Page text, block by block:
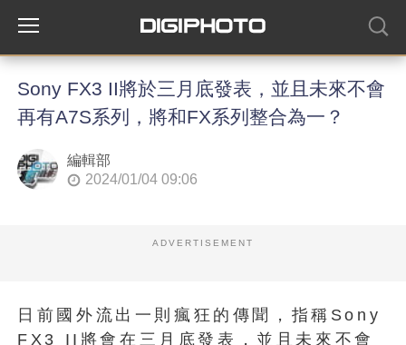
Sony FX3 II將於三月底發表，並且未來不會
再有A7S系列，將和FX系列整合為一？
編輯部
2024/01/04 09:06
ADVERTISEMENT
日前國外流出一則瘋狂的傳聞，指稱Sony
FX3 II將會在三月底發表，並且未來不會